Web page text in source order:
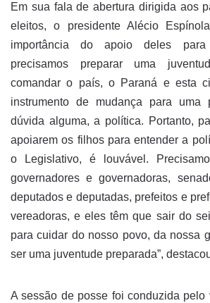
Em sua fala de abertura dirigida aos
eleitos, o presidente Alécio
importância do apoio deles
precisamos preparar uma
comandar o país, o Paraná e esta
instrumento de mudança para uma
dúvida alguma, a política. Portanto,
apoiarem os filhos para entender a
o Legislativo, é louvável.
governadores e governadoras,
deputados e deputadas, prefeitos e
vereadoras, e eles têm que sair do
para cuidar do nosso povo, da nossa
ser uma juventude preparada”,
A sessão de posse foi conduzida pelo